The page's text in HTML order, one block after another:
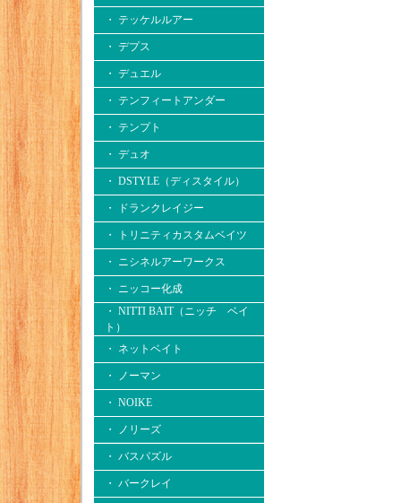
・ テッケルルアー
・ デプス
・ デュエル
・ テンフィートアンダー
・ テンプト
・ デュオ
・ DSTYLE（ディスタイル）
・ ドランクレイジー
・ トリニティカスタムベイツ
・ ニシネルアーワークス
・ ニッコー化成
・ NITTI BAIT（ニッチ ベイ
ト）
・ ネットベイト
・ ノーマン
・ NOIKE
・ ノリーズ
・ バスパズル
・ バークレイ